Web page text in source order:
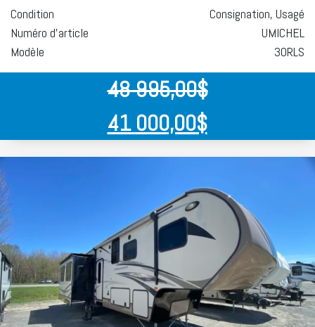
Condition
Consignation, Usagé
Numéro d'article
UMICHEL
Modèle
30RLS
48 995,00$
41 000,00$